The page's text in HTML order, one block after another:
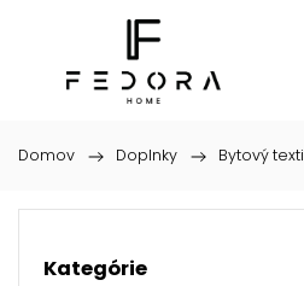
Domov / Doplnky / Bytový
Kategórie